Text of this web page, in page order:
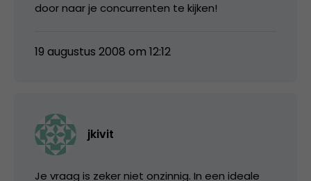
door naar je concurrenten te kijken!
19 augustus 2008 om 12:12
jkivit
Je vraag is zeker niet onzinnig. In een ideale